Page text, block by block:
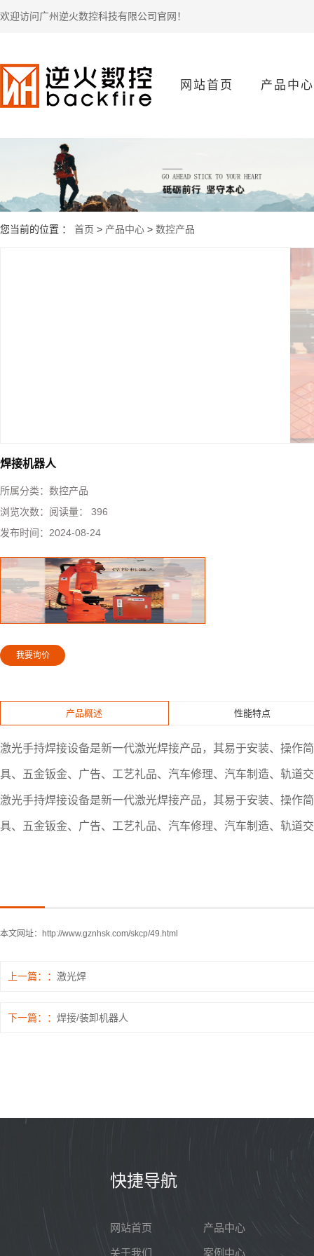
欢迎访问广州逆火数控科技有限公司官网！
网站首页 产品中心
您当前的位置 ： 首页 > 产品中心 > 数控产品
焊接机器人
所属分类： 数控产品
浏览次数： 阅读量： 396
发布时间： 2024-08-24
我要询价
产品概述 性能特点
激光手持焊接设备是新一代激光焊接产品，其易于安装、操作
具、五金钣金、广告、工艺礼品、汽车修理、汽车制造、轨道
激光手持焊接设备是新一代激光焊接产品，其易于安装、操作
具、五金钣金、广告、工艺礼品、汽车修理、汽车制造、轨道
本文网址： http://www.gznhsk.com/skcp/49.html
上一篇： 激光焊
下一篇： 焊接/装卸机器人
快捷导航
网站首页 产品中心
关于我们 案例中心